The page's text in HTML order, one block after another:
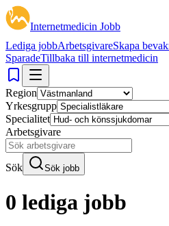
Internetmedicin Jobb
Lediga jobbArbetsgivareSkapa
SparadeTillbaka till internetmedicin
Region
Yrkesgrupp
Specialitet
Arbetsgivare
Sök Sök jobb
0 lediga jobb